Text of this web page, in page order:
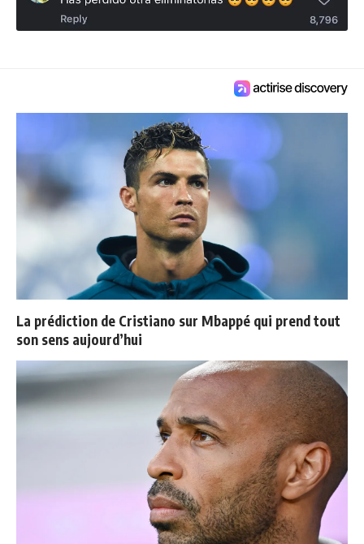
La prédiction de Cristiano sur Mbappé qui prend tout
son sens aujourd’hui